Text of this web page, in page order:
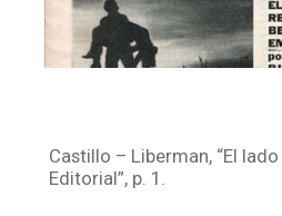
Castillo – Liberman, “El
Editorial”, p. 1.